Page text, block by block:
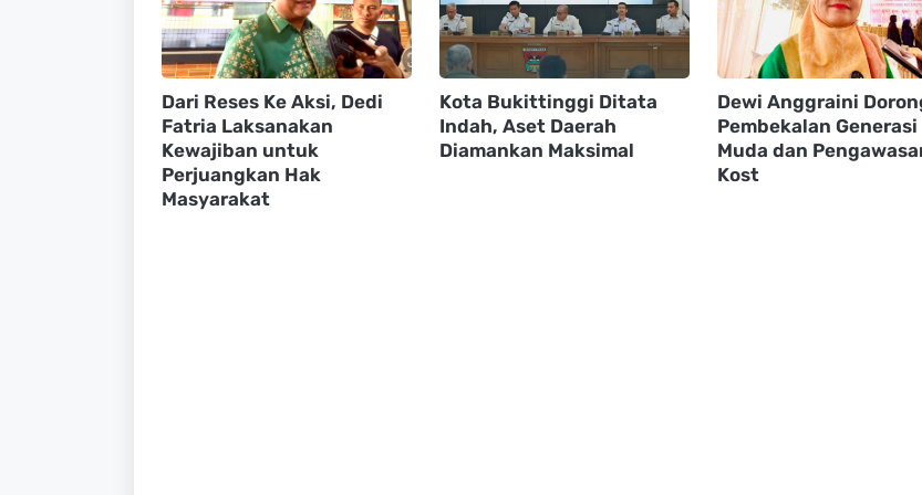
Dari Reses Ke Aksi, Dedi
Fatria Laksanakan
Kewajiban untuk
Perjuangkan Hak
Masyarakat
Kota Bukittinggi Ditata
Indah, Aset Daerah
Diamankan Maksimal
Dewi Anggraini
Pembekalan Generasi
Muda dan
Kost